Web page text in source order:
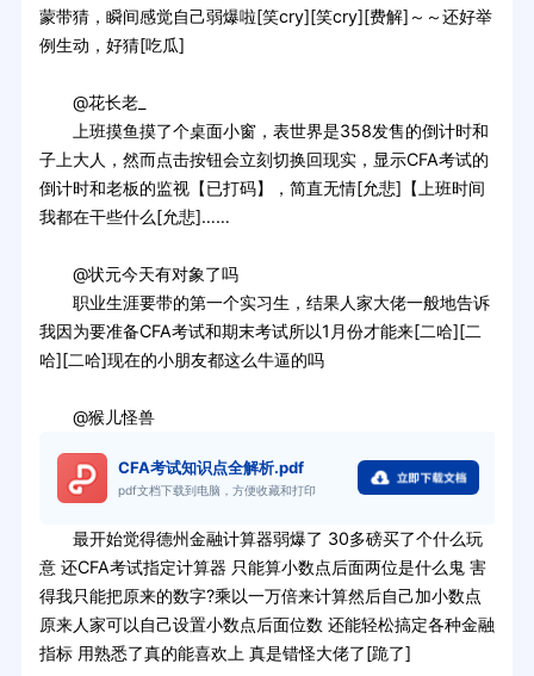
蒙带猜，瞬间感觉自己弱爆啦[笑cry][笑cry][费解]～～还好举
例生动，好猜[吃瓜]
@花长老_
上班摸鱼摸了个桌面小窗，表世界是358发售的倒计时和
子上大人，然而点击按钮会立刻切换回现实，显示CFA考试的
倒计时和老板的监视【已打码】，简直无情[允悲]【上班时间
我都在干些什么[允悲]……
@状元今天有对象了吗
职业生涯要带的第一个实习生，结果人家大佬一般地告诉
我因为要准备CFA考试和期末考试所以1月份才能来[二哈][二
哈][二哈]现在的小朋友都这么牛逼的吗
@猴儿怪兽
CFA考试知识点全解析.pdf
pdf文档下载到电脑，方便收藏和打印
最开始觉得德州金融计算器弱爆了 30多磅买了个什么玩
意 还CFA考试指定计算器 只能算小数点后面两位是什么鬼 害
得我只能把原来的数字?乘以一万倍来计算然后自己加小数点
原来人家可以自己设置小数点后面位数 还能轻松搞定各种金融
指标 用熟悉了真的能喜欢上 真是错怪大佬了[跪了]